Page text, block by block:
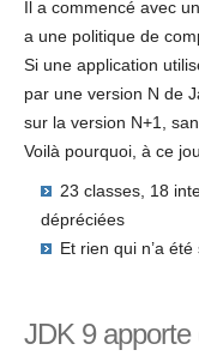
Il a commencé avec
a une politique de
Si une application
par une version N de
sur la version N+1,
Voilà pourquoi, à ce
23 classes, 18
dépréciées
Et rien qui n’a
JDK 9 apporte